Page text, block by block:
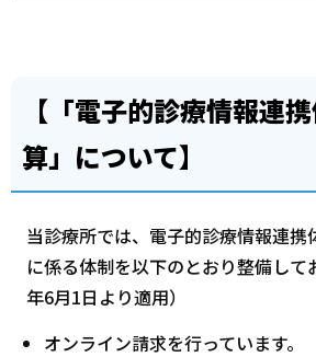
【「電子的診療情報連
算」について】
当診療所では、電子的診療情報連携
に係る体制を以下のとおり整備して
年6月1日より適用）
オンライン請求を行っています。